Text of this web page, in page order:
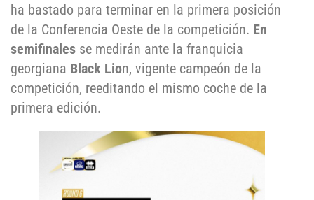
ha bastado para terminar en la primera posición
de la Conferencia Oeste de la competición. En
semifinales se medirán ante la franquicia
georgiana Black Lion, vigente campeón de la
competición, reeditando el mismo coche de la
primera edición.